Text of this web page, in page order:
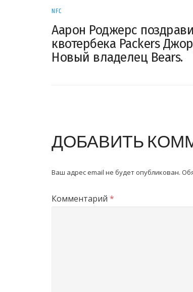
NFC
Аарон Роджерс
квотербека Packers
Новый владелец Bears.
ДОБАВИТЬ
Ваш адрес email не будет опубликован.
Комментарий *